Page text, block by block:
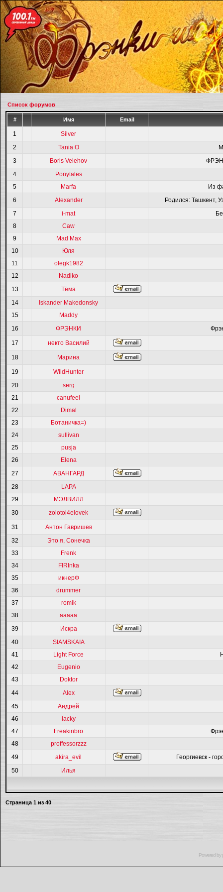
Список форумов
# Имя Email
1
Silver
2
Tania O
3
Boris Velehov
4
Ponytales
5
Marfa
Из
6
Alexander
Родился: Ташкент,
7
i-mat
8
Caw
9
Mad Max
10
Юля
11
olegk1982
12
Nadiko
13
Тёма
14
Iskander Makedonsky
15
Maddy
16
ФРЭНКИ
17 некто Василий
18 Марина
19
WildHunter
20
serg
21
canufeel
22
Dimal
23
Ботаничка=)
24
sullivan
25
pusja
26
Elena
27
АВАНГАРД
28
LAPA
29
МЭЛВИЛЛ
30
zolotoi4elovek
31
Антон Гавришев
32
Это я, Сонечка
33
Frenk
34
FIRInka
35
икнерФ
36
drummer
37
romik
38
ааааа
39
Искра
40
SIAMSKAIA
41
Light Force
42
Eugenio
43
Doktor
44
Alex
45
Андрей
46
lacky
47
Freakinbro
48
proffessorzzz
49
akira_evil
Георгиевск -
50
Илья
Страница 1 из 40
Powered by